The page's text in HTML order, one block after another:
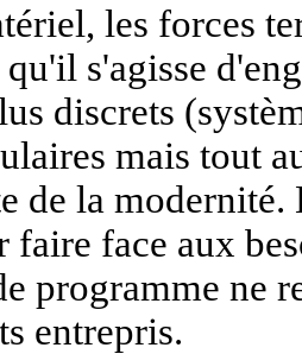
les forces
s'agisse
discrets
mais tout
de la modernité.
faire face aux
programme ne
entrepris.